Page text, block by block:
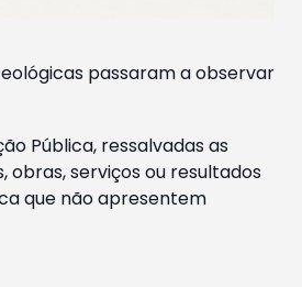
passaram a observar
Pública, ressalvadas as
serviços ou resultados
que não apresentem